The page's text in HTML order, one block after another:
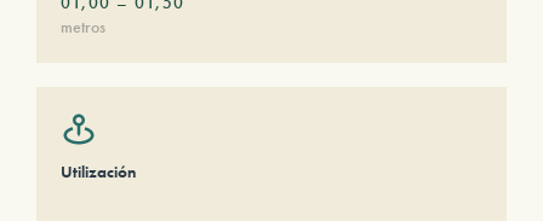
metros
Utilización